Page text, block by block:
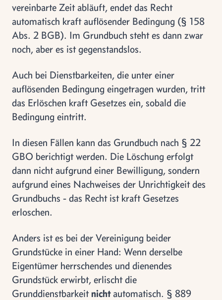
vereinbarte Zeit abläuft, endet das Recht
automatisch kraft auflösender Bedingung (§ 158
Abs. 2 BGB). Im Grundbuch steht es dann zwar
noch, aber es ist gegenstandslos.
Auch bei Dienstbarkeiten, die unter einer
auflösenden Bedingung eingetragen wurden, tritt
das Erlöschen kraft Gesetzes ein, sobald die
Bedingung eintritt.
In diesen Fällen kann das Grundbuch nach § 22
GBO berichtigt werden. Die Löschung erfolgt
dann nicht aufgrund einer Bewilligung, sondern
aufgrund eines Nachweises der Unrichtigkeit des
Grundbuchs - das Recht ist kraft Gesetzes
erloschen.
Anders ist es bei der Vereinigung beider
Grundstücke in einer Hand: Wenn derselbe
Eigentümer herrschendes und dienendes
Grundstück erwirbt, erlischt die
Grunddienstbarkeit nichtautomatisch. § 889